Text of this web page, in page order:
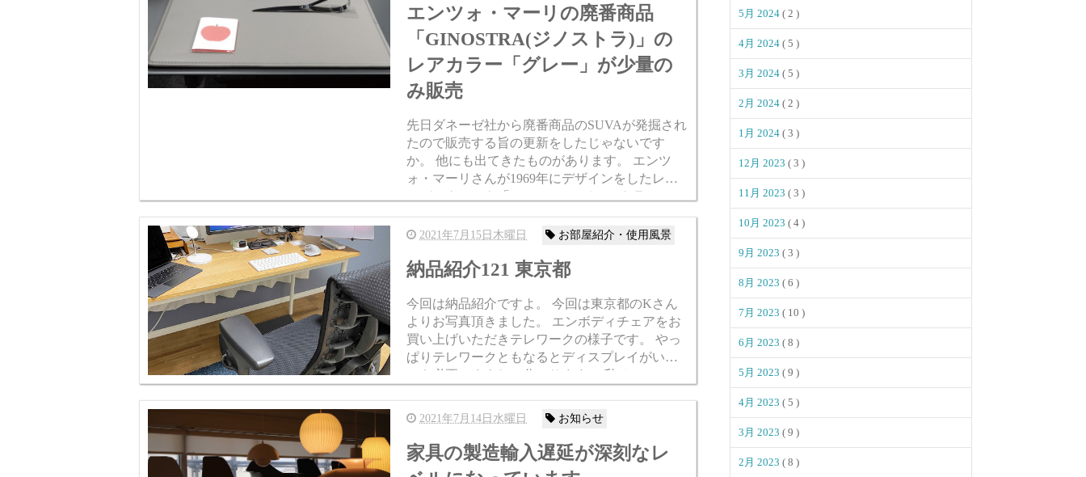
エンツォ・マーリの廃番商品
「GINOSTRA(ジノストラ)」の
レアカラー「グレー」が少量の
み販売
先日ダネーゼ社から廃番商品のSUVAが発掘され
たので販売する旨の更新をしたじゃないです
か。 他にも出てきたものがあります。 エンツ
ォ・マーリさんが1969年にデザインをしたレザ
ーデスクマット「GINOSTRA(ジノストラ)」の
レアカラーのグレーが出てきました。 ジノスト
ラは本革製...
2021年7月15日木曜日 お部屋紹介・使用風景
納品紹介121 東京都
今回は納品紹介ですよ。 今回は東京都のKさん
よりお写真頂きました。 エンボディチェアをお
買い上げいただきテレワークの様子です。 やっ
ぱりテレワークともなるとディスプレイがいく
つも必要ですよね、分かります。 私はテレワー
するとディスプレイ...
2021年7月14日水曜日 お知らせ
家具の製造輸入遅延が深刻なレ
5月 2024 ( 2 )
4月 2024 ( 5 )
3月 2024 ( 5 )
2月 2024 ( 2 )
1月 2024 ( 3 )
12月 2023 ( 3 )
11月 2023 ( 3 )
10月 2023 ( 4 )
9月 2023 ( 3 )
8月 2023 ( 6 )
7月 2023 ( 10 )
6月 2023 ( 8 )
5月 2023 ( 9 )
4月 2023 ( 5 )
3月 2023 ( 9 )
2月 2023 ( 8 )